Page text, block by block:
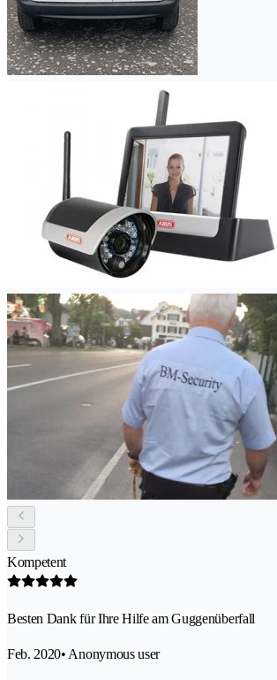
Kompetent
Besten Dank für Ihre Hilfe am Guggenüberfall
Feb. 2020• Anonymous user